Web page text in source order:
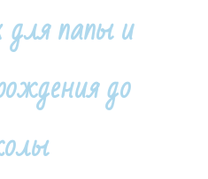
для папы и
до